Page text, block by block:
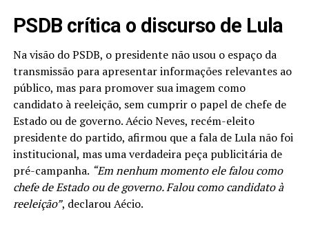
PSDB crítica o discurso de Lula
Na visão do PSDB, o presidente não usou o espaço da
transmissão para apresentar informações relevantes ao
público, mas para promover sua imagem como
candidato à reeleição, sem cumprir o papel de chefe de
Estado ou de governo. Aécio Neves, recém-eleito
presidente do partido, afirmou que a fala de Lula não foi
institucional, mas uma verdadeira peça publicitária de
pré-campanha. “Em nenhum momento ele falou como
chefe de Estado ou de governo. Falou como candidato à
reeleição”, declarou Aécio.